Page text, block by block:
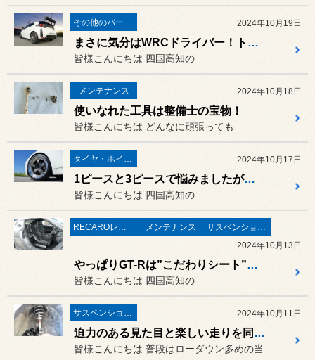
2024年10月19日
まさに気分はWRCドライバー！トヨタ GRヤリス（GXPA16）に「FrogDrive R-Wing HYBRID」の取り付け！
皆様こんにちは 四国高知の
メンテナンス 2024年10月18日
使いなれた工具は整備士の宝物！
皆様こんにちは どんなに頑張っても
2024年10月17日
1ピースと3ピースで悩みましたが、やっぱり自分好みに仕上げたくて“これ”にしました！BMW F30 320dに「WORK MEISTER S1」& 「POTENZA S007A」の取り付け！
皆様こんにちは 四国高知の
メンテナンス
2024年10月13日
やっぱりGT-Rは”こだわりシート”がお似合いです！日産R35GT-Rに「RECARO PRO RACER RMS2600A」の取り付け！
皆様こんにちは 四国高知の
2024年10月11日
迫力のある見た目と楽しい走りを同時にゲット出来るチョイ上げキット！ミツビシ デリカD:５（CV1W）に「JAOS BATTLEZ リフトアップセット VFCA」の取り付け！